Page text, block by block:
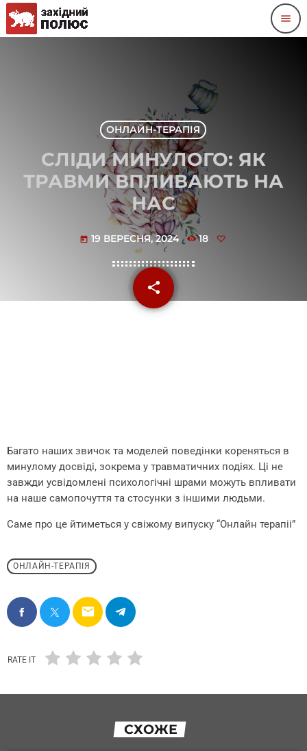
menu
ОНЛАЙН-ТЕРАПІЯ
СЛІДИ МИНУЛОГО: ЯК
ТРАВМИ ВПЛИВАЮТЬ НА
НАС
today 19 ВЕРЕСНЯ, 2024 18
share
email
Багато наших звичок та моделей поведінки кореняться в
минулому досвіді, зокрема у травматичних подіях. Ці не
завжди усвідомлені психологічні шрами можуть впливати
на наше самопочуття та стосунки з іншими людьми.
Саме про це йтиметься у свіжому випуску “Онлайн терапіі”
ОНЛАЙН-ТЕРАПІЯ
email
RATE IT
СХОЖЕ